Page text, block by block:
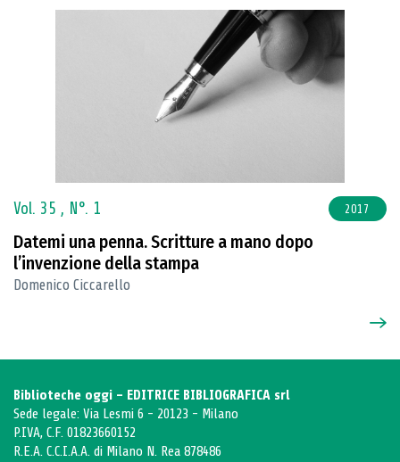
Vol. 35 , N°. 1 2017
Datemi una penna. Scritture a mano dopo
l’invenzione della stampa
Domenico Ciccarello
Biblioteche oggi - EDITRICE BIBLIOGRAFICA srl
Sede legale: Via Lesmi 6 - 20123 - Milano
P.IVA, C.F. 01823660152
R.E.A. C.C.I.A.A. di Milano N. Rea 878486